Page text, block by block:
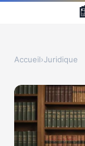
Accueil›Juridique